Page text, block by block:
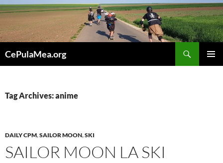
Skip
to
content
CePulaMea.org
Tag Archives: anime
DAILY CPM,SAILOR MOON,SKI
SAILOR MOON LA SKI